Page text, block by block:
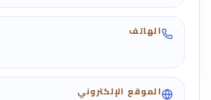
الهاتف
الموقع الإلكتروني